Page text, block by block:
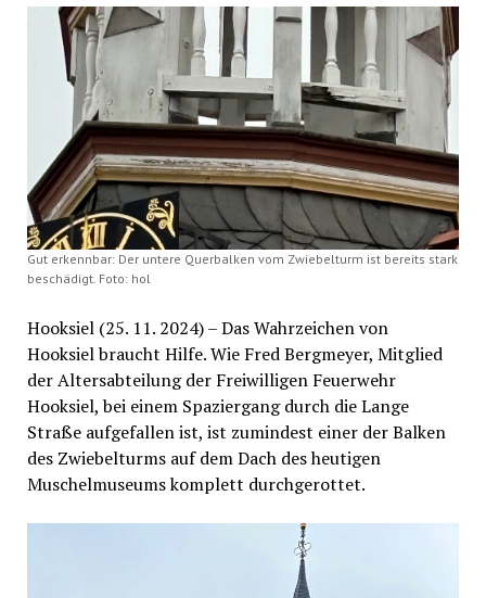
Gut erkennbar: Der untere Querbalken vom Zwiebelturm ist bereits stark
beschädigt. Foto: hol
Hooksiel (25. 11. 2024) – Das Wahrzeichen von
Hooksiel braucht Hilfe. Wie Fred Bergmeyer, Mitglied
der Altersabteilung der Freiwilligen Feuerwehr
Hooksiel, bei einem Spaziergang durch die Lange
Straße aufgefallen ist, ist zumindest einer der Balken
des Zwiebelturms auf dem Dach des heutigen
Muschelmuseums komplett durchgerottet.